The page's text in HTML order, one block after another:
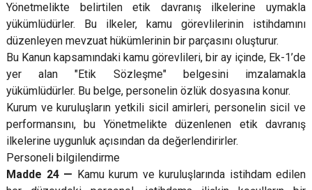
Yönetmelikte belirtilen etik davranış ilkelerine uymakla
yükümlüdürler. Bu ilkeler, kamu görevlilerinin istihdamını
düzenleyen mevzuat hükümlerinin bir parçasını oluşturur.
Bu Kanun kapsamındaki kamu görevlileri, bir ay içinde, Ek-1’de
yer alan "Etik Sözleşme" belgesini imzalamakla
yükümlüdürler. Bu belge, personelin özlük dosyasına konur.
Kurum ve kuruluşların yetkili sicil amirleri, personelin sicil ve
performansını, bu Yönetmelikte düzenlenen etik davranış
ilkelerine uygunluk açısından da değerlendirirler.
Personeli bilgilendirme
Madde 24 — Kamu kurum ve kuruluşlarında istihdam edilen